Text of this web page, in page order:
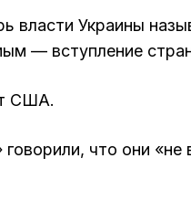
власти Украины
— вступление
США.
что они «не